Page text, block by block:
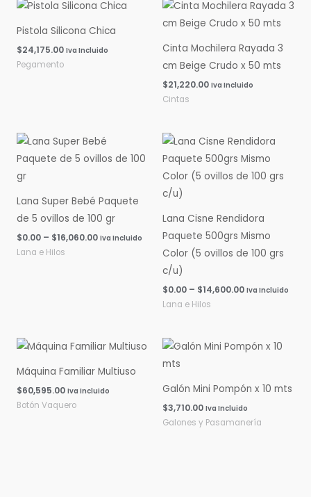
Pistola Silicona Chica
$24,175.00 Iva Incluido
Pegamento
Cinta Mochilera Rayada 3
cm Beige Crudo x 50 mts
$21,220.00 Iva Incluido
Cintas
Lana Super Bebé Paquete
de 5 ovillos de 100 gr
$0.00 – $16,060.00
Rango
de
precios:
$16,060.00
Iva Incluido
Lana e Hilos
Lana Cisne Rendidora
Paquete 500grs Mismo
Color (5 ovillos de 100 grs
c/u)
$0.00 – $14,600.00
Rango
de
precios:
desde
$0.00
Iva Incluido
Lana e Hilos
Máquina Familiar Multiuso
$60,595.00 Iva Incluido
Botón Vaquero
Galón Mini Pompón x 10 mts
$3,710.00 Iva Incluido
Galones y Pasamanería